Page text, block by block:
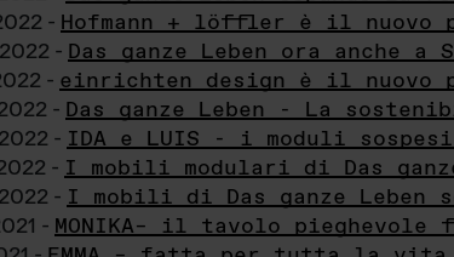
- Hofmann + löffler è il nuovo
- Das ganze Leben ora anche
- einrichten design è il nuovo
- Das ganze Leben - La
- IDA e LUIS - i moduli sospesi
- I mobili modulari di Das
- I mobili di Das ganze Leben
- MONIKA– il tavolo